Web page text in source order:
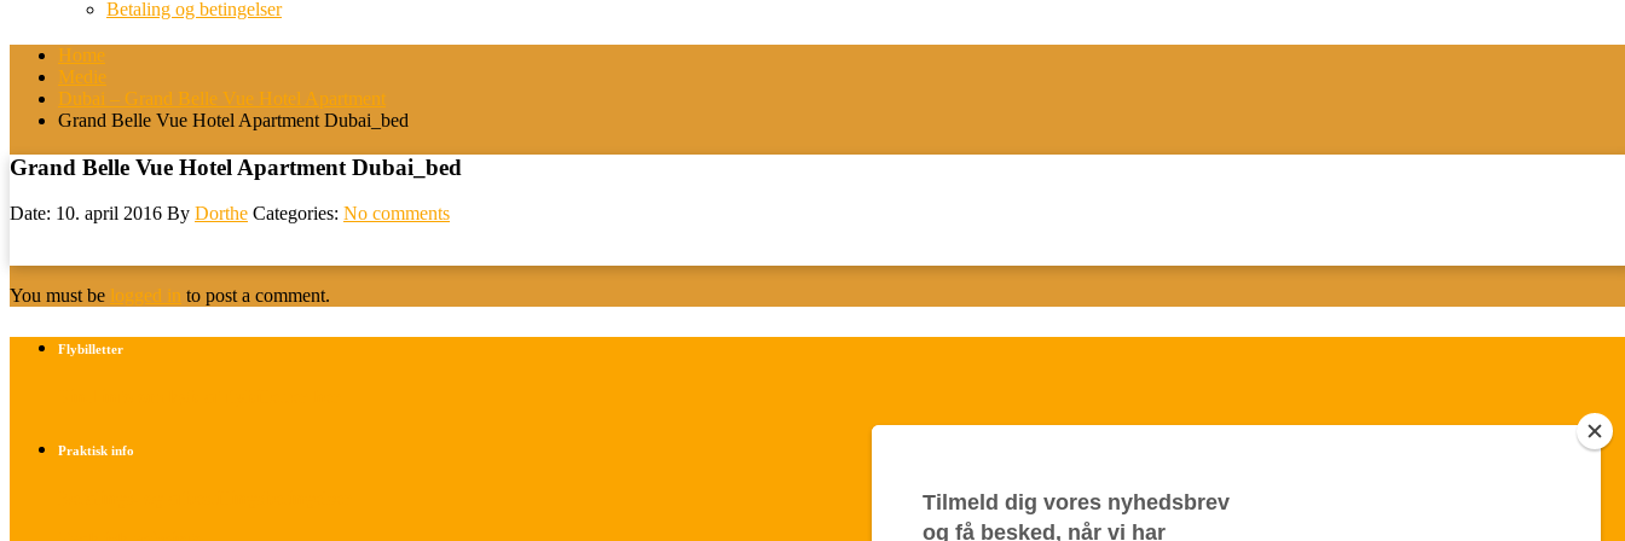
Betaling og betingelser
Home
Medie
Dubai – Grand Belle Vue Hotel Apartment
Grand Belle Vue Hotel Apartment Dubai_bed
Grand Belle Vue Hotel Apartment Dubai_bed
Date: 10. april 2016 By Dorthe Categories: No comments
You must be logged in to post a comment.
Flybilletter
Praktisk info